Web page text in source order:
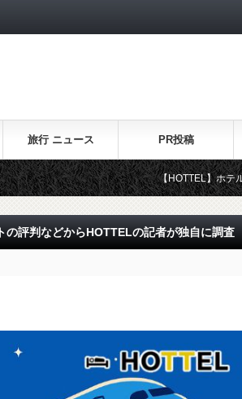
旅行 ニュース PR投稿
【HOTTEL】ホテル・旅行に関す
評判などからHOTTELの記者が独自に調査